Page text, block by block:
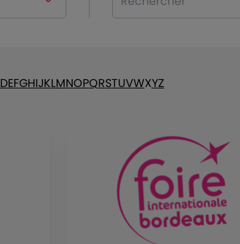
DEFGHIJKLMNOPQRSTUVWXYZ